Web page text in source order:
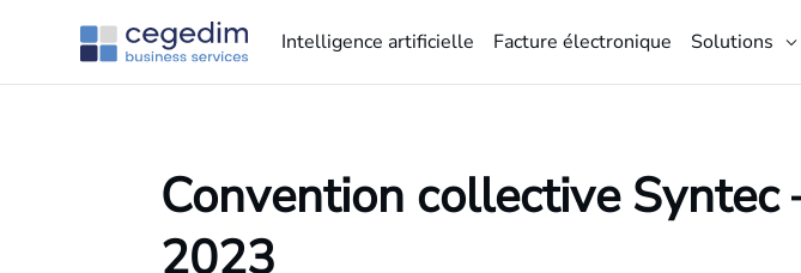
Intelligence artificielle Facture électronique Solutions
Convention collective Syntec
2023